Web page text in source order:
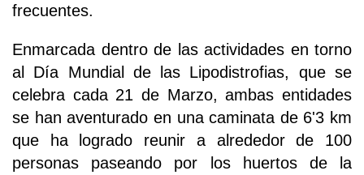
frecuentes.
Enmarcada dentro de las actividades en torno
al Día Mundial de las Lipodistrofias, que se
celebra cada 21 de Marzo, ambas entidades
se han aventurado en una caminata de 6'3 km
que ha logrado reunir a alrededor de 100
personas paseando por los huertos de la